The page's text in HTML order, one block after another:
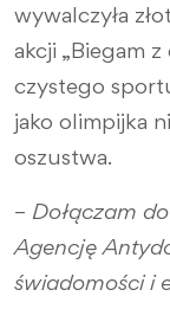
wywalczyła
akcji „Biegam
czystego
jako olimpijka
oszustwa.
– Dołączam
Agencję
świadomości i